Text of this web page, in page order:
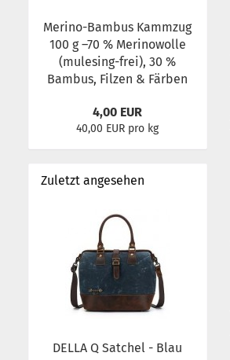
Merino-Bambus Kammzug
100 g –70 % Merinowolle
(mulesing-frei), 30 %
Bambus, Filzen & Färben
4,00 EUR
40,00 EUR pro kg
Zuletzt angesehen
DELLA Q Satchel - Blau